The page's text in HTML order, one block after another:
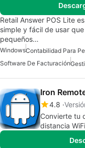
Retail Answer POS Lite
simple y fácil de usar
pequeños…
Windows
Software De Facturación
Iron
4.8
Convierte tu
distancia